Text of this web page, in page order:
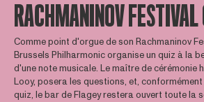
RACHMANINOV
Comme point d'orgue de son Rachmaninov
Brussels Philharmonic organise un quiz à la
d'une note musicale. Le maître de cérémonie
Looy, posera les questions, et,
quiz, le bar de Flagey restera ouvert toute la